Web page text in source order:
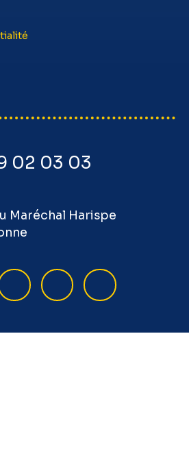
02 03 03
Maréchal Harispe